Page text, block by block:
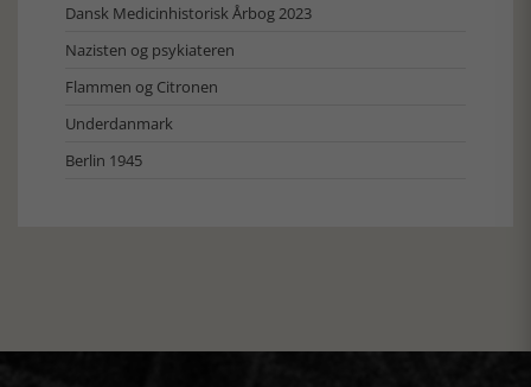
Dansk Medicinhistorisk Årbog 2023
Nazisten og psykiateren
Flammen og Citronen
Underdanmark
Berlin 1945